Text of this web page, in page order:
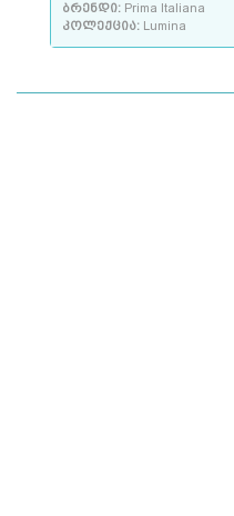
ბრენდი: Prima Italiana
კოლექცია: Lumina